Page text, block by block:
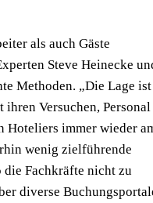
als auch Gäste
Steve Heinecke
Methoden. „Die Lage ist
Versuchen, Personal
Hoteliers immer wieder
wenig zielführende
Fachkräfte nicht zu
diverse